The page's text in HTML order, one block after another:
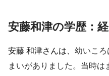
安藤和津の学歴：
安藤 和津さんは、 幼いころ
まいがありました。当時